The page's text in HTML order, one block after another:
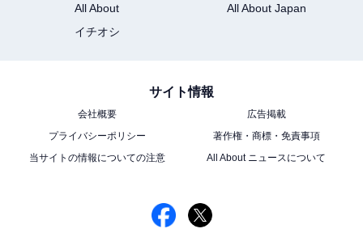
All About
All About Japan
イチオシ
サイト情報
会社概要
広告掲載
プライバシーポリシー
著作権・商標・免責事項
当サイトの情報についての注意
All About ニュースについて